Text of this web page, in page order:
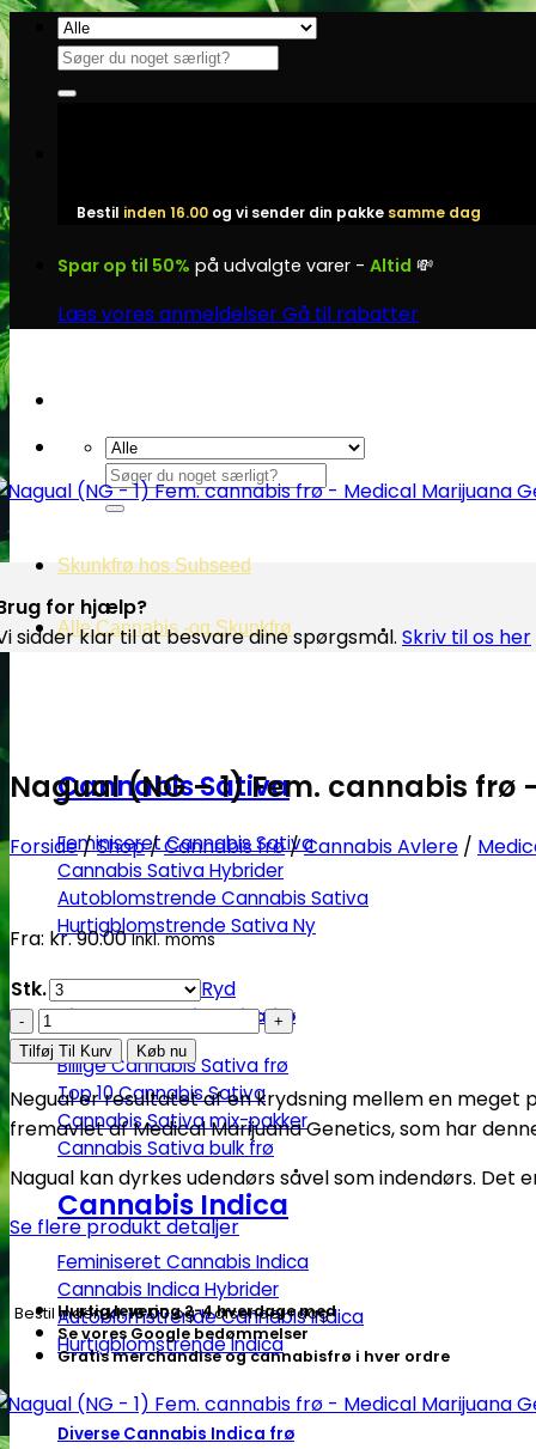
Fortsæt
indhold
Søg
efter:
Bestil inden 16.00 og vi sender din pakke samme dag
Spar op til 50% på udvalgte varer - Altid 💸
Læs vores anmeldelserGå til rabatter
Søg
efter:
Skunkfrø hos Subseed
Alle Cannabis -og Skunkfrø
Cannabis Sativa
Feminiseret Cannabis Sativa
Cannabis Sativa Hybrider
Autoblomstrende Cannabis Sativa
Hurtigblomstrende Sativa
Diverse Cannabis Sativa frø
Billige Cannabis Sativa frø
Top 10 Cannabis Sativa
Cannabis Sativa mix-pakker
Cannabis Sativa bulk frø
Cannabis Indica
Feminiseret Cannabis Indica
Cannabis Indica Hybrider
Autoblomstrende Cannabis Indica
Hurtigblomstrende Indica
Diverse Cannabis Indica frø
for hjælp?
sidder klar til at besvare dine spørgsmål. Skriv til os her
Nagual (NG – 1) Fem. cannabis
Forside/Shop/Cannabis frø/Cannabis Avlere /
Fra: kr.90.00 Inkl. moms
Stk.
Ryd
Nagual
(NG
1)
Fem.
cannabis
frø
-
Medical
Marijuana
Genetics
antal
Tilføj Til Kurv Køb nu
Negual er resultatet af en krydsning mellem en meget
fremavlet af Medical Marijuana Genetics, som har
Nagual kan dyrkes udendørs såvel som indendørs.
Se flere produkt detaljer
Bestil indenkl. 16.00og vi afsender i dag
Hurtig levering 2-4 hverdage med
Se vores Google bedømmelser
Gratis merchandise og cannabisfrø i hver ordre